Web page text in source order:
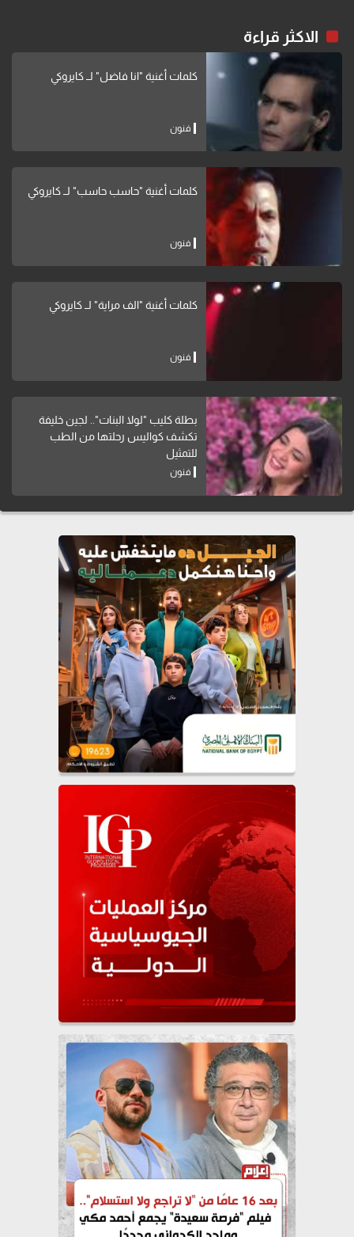
الاكثر قراءة
كلمات أغنية "انا فاضل" لــ كايروكي
فنون
كلمات أغنية "حاسب حاسب" لــ كايروكي
فنون
كلمات أغنية "الف مراية" لــ كايروكي
فنون
بطلة كليب "لولا البنات".. لجين خليفة
تكشف كواليس رحلتها من الطب
للتمثيل
فنون